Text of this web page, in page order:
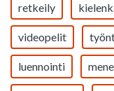
retkeily
videopelit
luennointi